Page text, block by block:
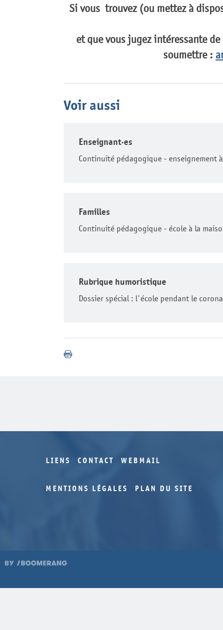
Si vous trouvez (ou mettez à
et que vous jugez intéressante
soumettre :
Voir aussi
Enseignant·es
Continuité pédagogique - enseignement
Familles
Continuité pédagogique - école à la
Rubrique humoristique
Dossier spécial : l'école pendant le
LIENS CONTACT WEBMAIL
MENTIONS LÉGALES PLAN DU SITE